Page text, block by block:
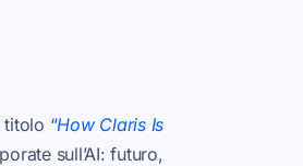
titolo “How Claris Is
sull’AI: futuro,